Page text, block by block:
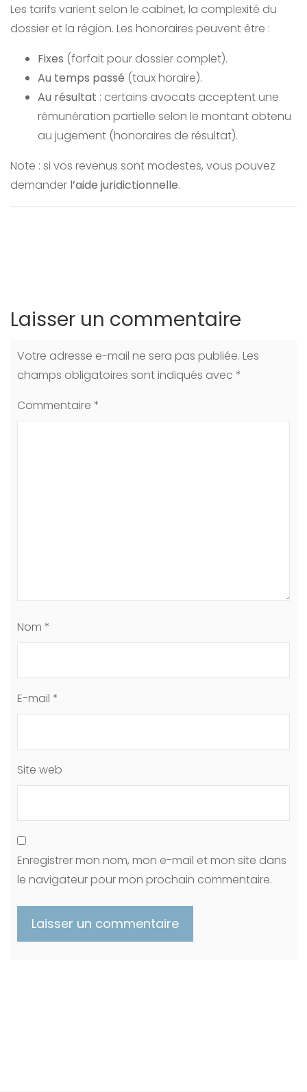
Les tarifs varient selon le cabinet, la complexité du
dossier et la région. Les honoraires peuvent être :
Fixes (forfait pour dossier complet).
Au temps passé (taux horaire).
Au résultat : certains avocats acceptent une
rémunération partielle selon le montant obtenu
au jugement (honoraires de résultat).
Note : si vos revenus sont modestes, vous pouvez
demander l’aide juridictionnelle.
Laisser un commentaire
Votre adresse e-mail ne sera pas publiée. Les
champs obligatoires sont indiqués avec *
Commentaire *
Nom *
E-mail *
Site web
Enregistrer mon nom, mon e-mail et mon site dans
le navigateur pour mon prochain commentaire.